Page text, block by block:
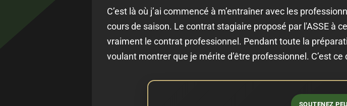
C’est là où j’ai commencé à m’entraîner avec les
cours de saison. Le contrat stagiaire proposé par l'ASSE à
vraiment le contrat professionnel. Pendant toute la
voulant montrer que je mérite d’être professionnel. C’est ce
SOUTENEZ